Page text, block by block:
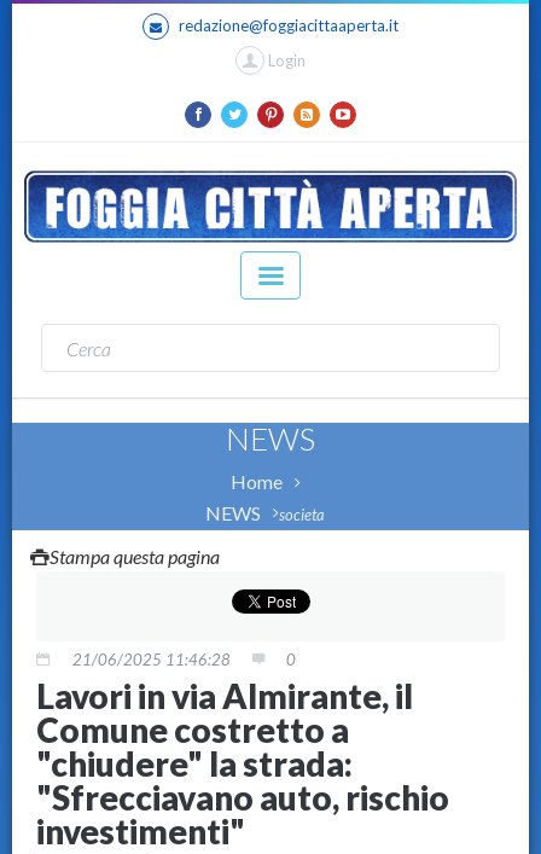
redazione@foggiacittaaperta.it
Login
NEWS
Home
NEWS
societa
Stampa questa pagina
21/06/2025 11:46:28 0
Lavori in via Almirante, il
Comune costretto a
"chiudere" la strada:
"Sfrecciavano auto, rischio
investimenti"